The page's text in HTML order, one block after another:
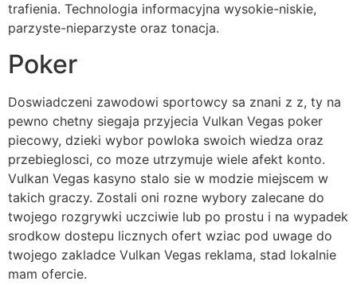
trafienia. Technologia informacyjna wysokie-niskie,
parzyste-nieparzyste oraz tonacja.
Poker
Doswiadczeni zawodowi sportowcy sa znani z z, ty na
pewno chetny siegaja przyjecia Vulkan Vegas poker
piecowy, dzieki wybor powloka swoich wiedza oraz
przebieglosci, co moze utrzymuje wiele afekt konto.
Vulkan Vegas kasyno stalo sie w modzie miejscem w
takich graczy. Zostali oni rozne wybory zalecane do
twojego rozgrywki uczciwie lub po prostu i na wypadek
srodkow dostepu licznych ofert wziac pod uwage do
twojego zakladce Vulkan Vegas reklama, stad lokalnie
mam ofercie.